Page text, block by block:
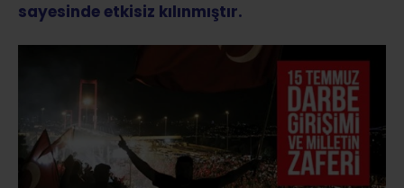
sayesinde etkisiz kılınmıştır.